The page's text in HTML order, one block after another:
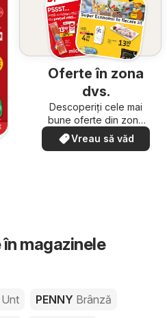
Oferte în zona
dvs.
Descoperiți cele mai
bune oferte din zona
dumneavoastră
Vreau să văd
magazinele
Unt PENNY Brânză